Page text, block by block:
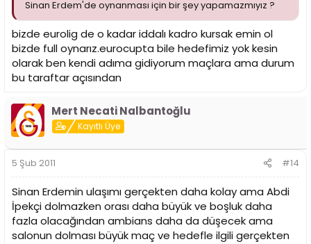
Sinan Erdem'de oynanması için bir şey yapamazmıyız ?
bizde eurolig de o kadar iddalı kadro kursak emin ol
bizde full oynarız.eurocupta bile hedefimiz yok kesin
olarak ben kendi adıma gidiyorum maçlara ama durum
bu taraftar açısından
Mert Necati Nalbantoğlu
Kayıtlı Üye
5 Şub 2011 #14
Sinan Erdemin ulaşımı gerçekten daha kolay ama Abdi
İpekçi dolmazken orası daha büyük ve boşluk daha
fazla olacağından ambians daha da düşecek ama
salonun dolması büyük maç ve hedefle ilgili gerçekten